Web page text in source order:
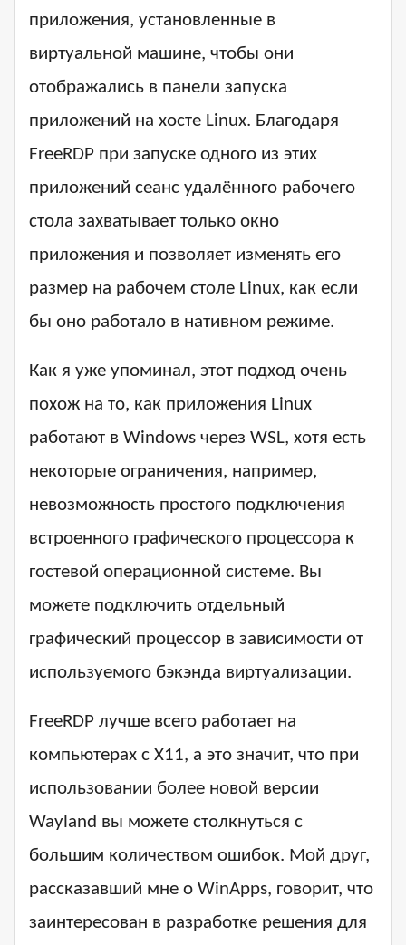
приложения, установленные в
виртуальной машине, чтобы они
отображались в панели запуска
приложений на хосте Linux. Благодаря
FreeRDP при запуске одного из этих
приложений сеанс удалённого рабочего
стола захватывает только окно
приложения и позволяет изменять его
размер на рабочем столе Linux, как если
бы оно работало в нативном режиме.
Как я уже упоминал, этот подход очень
похож на то, как приложения Linux
работают в Windows через WSL, хотя есть
некоторые ограничения, например,
невозможность простого подключения
встроенного графического процессора к
гостевой операционной системе. Вы
можете подключить отдельный
графический процессор в зависимости от
используемого бэкэнда виртуализации.
FreeRDP лучше всего работает на
компьютерах с X11, а это значит, что при
использовании более новой версии
Wayland вы можете столкнуться с
большим количеством ошибок. Мой друг,
рассказавший мне о WinApps, говорит, что
заинтересован в разработке решения для